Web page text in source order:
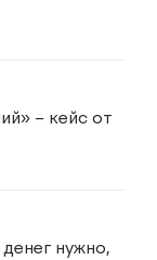
– кейс от
нужно,